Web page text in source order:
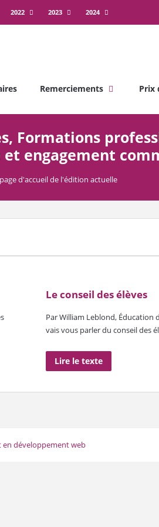
2022 2023 2024
Remerciements Prix
Formations
engagement
d'accueil de l'édition actuelle
Le conseil des élèves
Par William Leblond, Éducation
vais vous parler du conseil des
Lire le texte
en développement web